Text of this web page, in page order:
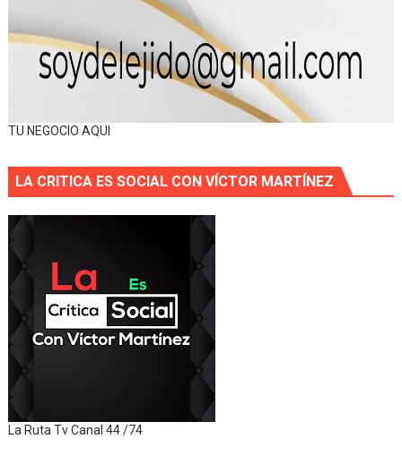
TU NEGOCIO AQUI
LA CRITICA ES SOCIAL CON VÍCTOR MARTÍNEZ
La Ruta Tv Canal 44 /74